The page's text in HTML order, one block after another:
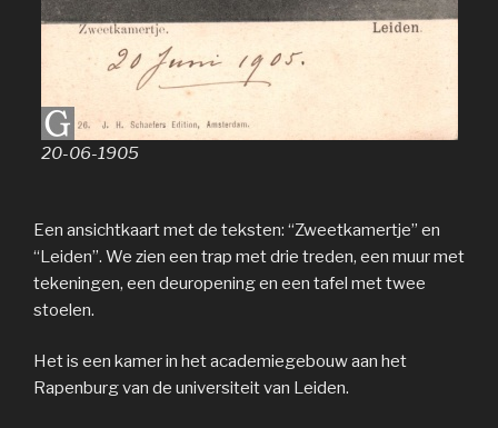
20-06-1905
Een ansichtkaart met de teksten: “Zweetkamertje” en
“Leiden”. We zien een trap met drie treden, een muur met
tekeningen, een deuropening en een tafel met twee
stoelen.
Het is een kamer in het academiegebouw aan het
Rapenburg van de universiteit van Leiden.